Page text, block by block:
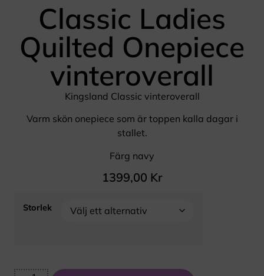
Classic Ladies
Quilted Onepiece
vinteroverall
Kingsland Classic vinteroverall
Varm skön onepiece som är toppen kalla dagar i
stallet.
Färg navy
1399,00 Kr
Storlek